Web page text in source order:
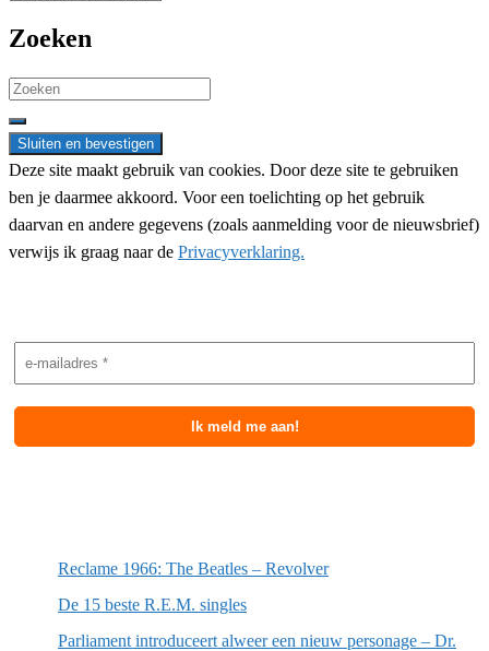
Zoeken
Search
for:
Deze site maakt gebruik van cookies. Door deze site te gebruiken
ben je daarmee akkoord. Voor een toelichting op het gebruik
daarvan en andere gegevens (zoals aanmelding voor de nieuwsbrief)
verwijs ik graag naar de Privacyverklaring.
Reclame 1966: The Beatles – Revolver
De 15 beste R.E.M. singles
Parliament introduceert alweer een nieuw personage – Dr.